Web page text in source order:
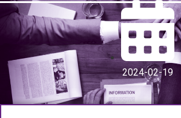
2024-02-19